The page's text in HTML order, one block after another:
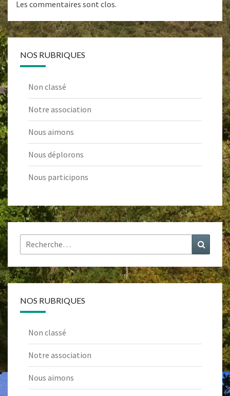
Les commentaires sont clos.
NOS RUBRIQUES
Non classé
Notre association
Nous aimons
Nous déplorons
Nous participons
Rechercher :
NOS RUBRIQUES
Non classé
Notre association
Nous aimons